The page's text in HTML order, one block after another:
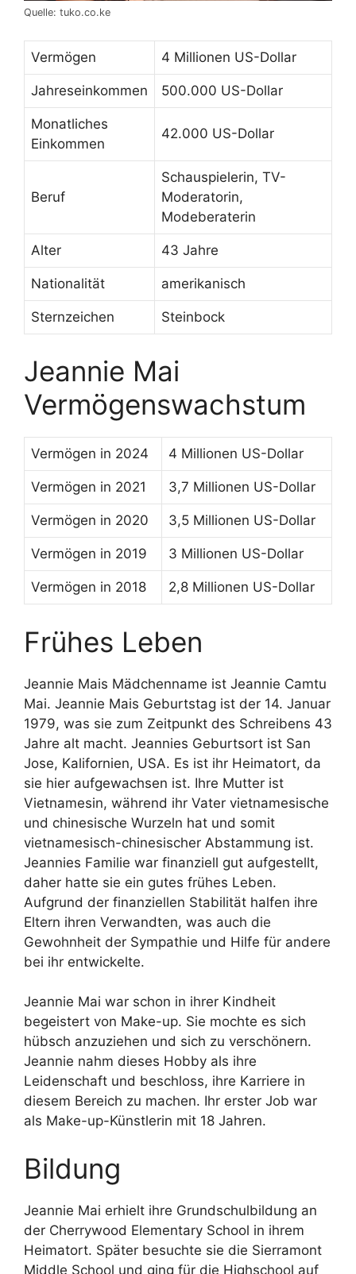
Quelle: tuko.co.ke
Vermögen 4 Millionen US-Dollar
Jahreseinkommen 500.000 US-Dollar
Monatliches
Einkommen
42.000 US-Dollar
Beruf
Schauspielerin, TV-
Moderatorin,
Modeberaterin
Alter 43 Jahre
Nationalität amerikanisch
Sternzeichen Steinbock
Jeannie Mai
Vermögenswachstum
Vermögen in 2024 4 Millionen US-Dollar
Vermögen in 2021 3,7 Millionen US-Dollar
Vermögen in 2020 3,5 Millionen US-Dollar
Vermögen in 2019 3 Millionen US-Dollar
Vermögen in 2018 2,8 Millionen US-Dollar
Frühes Leben
Jeannie Mais Mädchenname ist Jeannie Camtu
Mai. Jeannie Mais Geburtstag ist der 14. Januar
1979, was sie zum Zeitpunkt des Schreibens 43
Jahre alt macht. Jeannies Geburtsort ist San
Jose, Kalifornien, USA. Es ist ihr Heimatort, da
sie hier aufgewachsen ist. Ihre Mutter ist
Vietnamesin, während ihr Vater vietnamesische
und chinesische Wurzeln hat und somit
vietnamesisch-chinesischer Abstammung ist.
Jeannies Familie war finanziell gut aufgestellt,
daher hatte sie ein gutes frühes Leben.
Aufgrund der finanziellen Stabilität halfen ihre
Eltern ihren Verwandten, was auch die
Gewohnheit der Sympathie und Hilfe für andere
bei ihr entwickelte.
Jeannie Mai war schon in ihrer Kindheit
begeistert von Make-up. Sie mochte es sich
hübsch anzuziehen und sich zu verschönern.
Jeannie nahm dieses Hobby als ihre
Leidenschaft und beschloss, ihre Karriere in
diesem Bereich zu machen. Ihr erster Job war
als Make-up-Künstlerin mit 18 Jahren.
Bildung
Jeannie Mai erhielt ihre Grundschulbildung an
der Cherrywood Elementary School in ihrem
Heimatort. Später besuchte sie die Sierramont
Middle School und ging für die Highschool auf